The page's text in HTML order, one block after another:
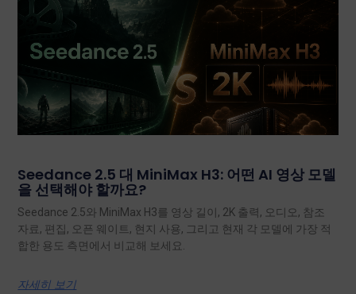
Seedance 2.5 대 MiniMax H3: 어떤 AI 영상 모델
을 선택해야 할까요?
Seedance 2.5와 MiniMax H3를 영상 길이, 2K 출력, 오디오, 참조
자료, 편집, 오픈 웨이트, 현지 사용, 그리고 현재 각 모델에 가장 적
합한 용도 측면에서 비교해 보세요.
자세히 보기